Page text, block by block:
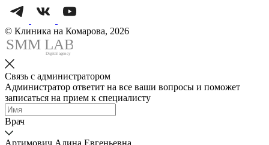
© Клиника на Комарова, 2026
SMM LAB
Digital agency
Связь с администратором
Администратор ответит на все ваши вопросы и поможет
записаться на прием к специалисту
Врач